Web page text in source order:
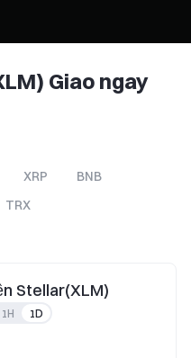
Giao ngay
XRP
BNB
TRX
Stellar(XLM)
1H 1D